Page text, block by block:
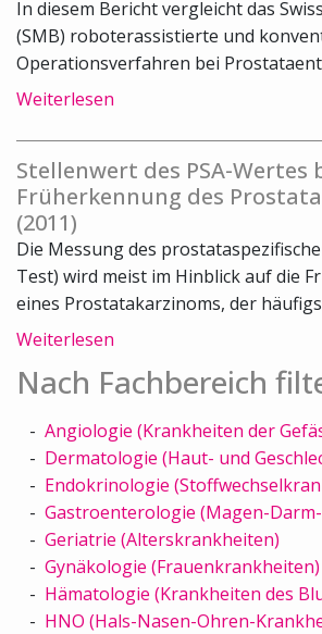
In diesem Bericht vergleicht das
(SMB) roboterassistierte und
Operationsverfahren bei
Weiterlesen
Stellenwert des PSA-Wertes
Früherkennung des
(2011)
Die Messung des
Test) wird meist im Hinblick auf die
eines Prostatakarzinoms, der
Weiterlesen
Nach Fachbereich
Angiologie (Krankheiten der
Dermatologie (Haut- und
Endokrinologie
Gastroenterologie (Magen-
Geriatrie (Alterskrankheiten)
Gynäkologie (Frauenkrankheiten)
Hämatologie (Krankheiten des
HNO (Hals-Nasen-Ohren-